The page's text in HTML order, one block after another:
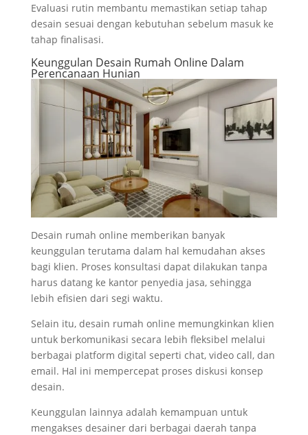
Evaluasi rutin membantu memastikan setiap tahap
desain sesuai dengan kebutuhan sebelum masuk ke
tahap finalisasi.
Keunggulan Desain Rumah Online Dalam
Perencanaan Hunian
Desain rumah online memberikan banyak
keunggulan terutama dalam hal kemudahan akses
bagi klien. Proses konsultasi dapat dilakukan tanpa
harus datang ke kantor penyedia jasa, sehingga
lebih efisien dari segi waktu.
Selain itu, desain rumah online memungkinkan klien
untuk berkomunikasi secara lebih fleksibel melalui
berbagai platform digital seperti chat, video call, dan
email. Hal ini mempercepat proses diskusi konsep
desain.
Keunggulan lainnya adalah kemampuan untuk
mengakses desainer dari berbagai daerah tanpa